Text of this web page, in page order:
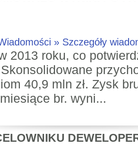
» Szczegóły
2013 roku, co
Skonsolidowane
40,9 mln zł. Zysk
br. wyni...